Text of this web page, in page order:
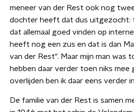
meneer van der Rest ook nog
dochter heeft dat dus uitgezocht:
dat allemaal goed vinden op
heeft nog een zus en dat is dan
van der Rest". Maar mijn man was
hebben daar verder toen niks mee
overlijden ben ik daar eens verder
De familie van der Rest is samen